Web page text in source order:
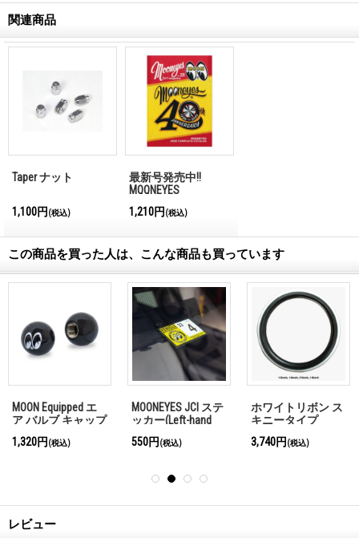
関連商品
Taper ナット
1,100円 (税込)
最新号発売中!!
MQQNEYES
Magazine No.28 2026
1,210円 (税込)
この商品を買った人は、こんな商品も買っています
MOON Equipped エ
ア バルブ キャップ
1,320円 (税込)
MOONEYES JCI ステ
ッカー(Left-hand
550円 (税込)
ホワイトリボン ス
キニータイプ
3,740円 (税込)
レビュー